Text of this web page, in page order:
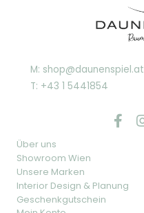
M: shop@daunenspiel.at
T: +43 1 5441854
Über uns
Showroom Wien
Unsere Marken
Interior Design & Planung
Geschenkgutschein